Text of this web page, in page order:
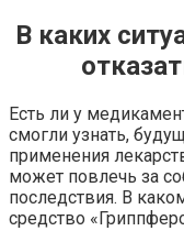
В каких
Есть ли у
смогли узнать,
применения
может повлечь за
последствия. В
средство